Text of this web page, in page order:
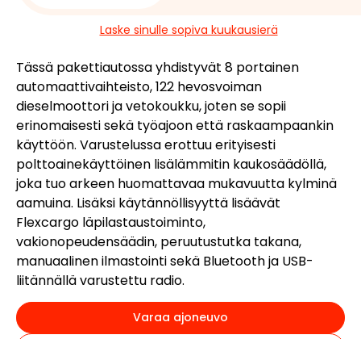
Laske sinulle sopiva kuukausierä
Tässä pakettiautossa yhdistyvät 8 portainen
automaattivaihteisto, 122 hevosvoiman
dieselmoottori ja vetokoukku, joten se sopii
erinomaisesti sekä työajoon että raskaampaankin
käyttöön. Varustelussa erottuu erityisesti
polttoainekäyttöinen lisälämmitin kaukosäädöllä,
joka tuo arkeen huomattavaa mukavuutta kylminä
aamuina. Lisäksi käytännöllisyyttä lisäävät
Flexcargo läpilastaustoiminto,
vakionopeudensäädin, peruutustutka takana,
manuaalinen ilmastointi sekä Bluetooth ja USB-
liitännällä varustettu radio.
Varaa ajoneuvo